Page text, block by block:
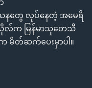
နတွေ လုပ်နေတဲ့ အမေရိ
သိုလ်က မြန်မာသုတေသီ
မိတ်ဆက်ပေးမှာပါ။